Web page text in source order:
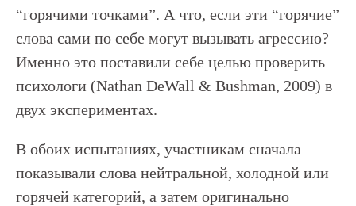
“горячими точками”. А что, если эти “горячие”
слова сами по себе могут вызывать агрессию?
Именно это поставили себе целью проверить
психологи (Nathan DeWall & Bushman, 2009) в
двух экспериментах.
В обоих испытаниях, участникам сначала
показывали слова нейтральной, холодной или
горячей категорий, а затем оригинально